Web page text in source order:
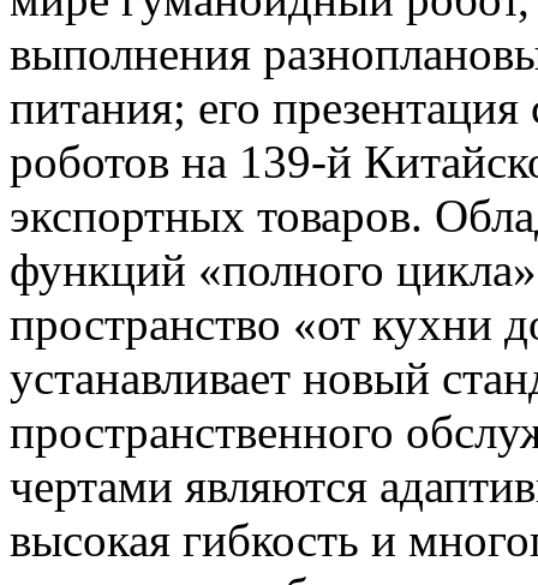
выполнения
питания; его
роботов на 139-й
экспортных товаров.
функций «полного
пространство «от кухни
устанавливает новый
пространственного
чертами являются
высокая гибкость и